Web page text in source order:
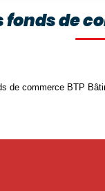
fonds de
de commerce BTP